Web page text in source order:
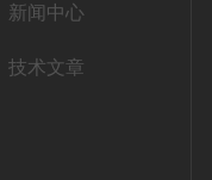
新闻中心
技术文章